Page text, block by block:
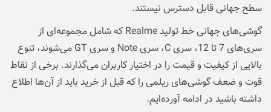
سطح جهانی قابل دسترس نیستند.
گوشی‌های جهانی خط تولید Realme که شامل مجموعه‌ای از
سری‌‌های 7 تا 12، سری C، سری Note و سری GT می‌شوند، تنوع
بالایی از کیفیت و قیمت را در اختیار کاربران می‌گذارند. برخی از نقاط
قوت و ضعف گوشی‌های ریلمی را که قبل از خرید باید از آن‌ها اطلاع
داشته باشید در ادامه آورده‌ایم.